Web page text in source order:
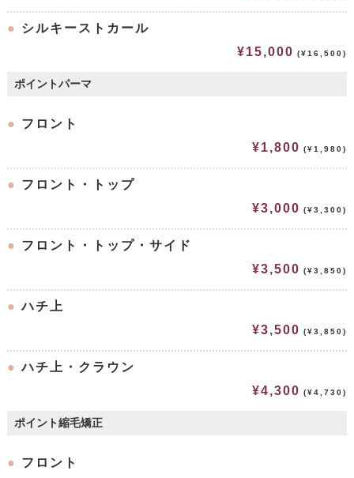
● シルキーストカール
¥15,000 (¥16,500)
ポイントパーマ
● フロント
¥1,800 (¥1,980)
● フロント・トップ
¥3,000 (¥3,300)
● フロント・トップ・サイド
¥3,500 (¥3,850)
●ハチ上
¥3,500 (¥3,850)
●ハチ上・クラウン
¥4,300 (¥4,730)
ポイント縮毛矯正
● フロント